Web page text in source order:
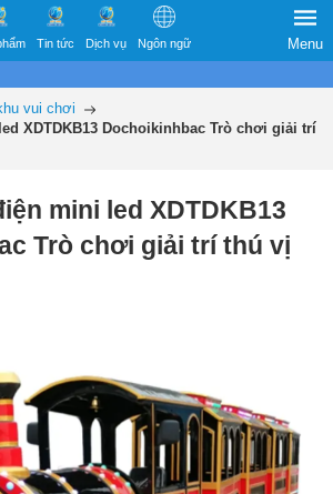
Tin tức Dịch vụ Ngôn ngữ Menu
vui chơi
XDTDKB13 Dochoikinhbac Trò chơi giải trí
mini led XDTDKB13
Trò chơi giải trí thú vị